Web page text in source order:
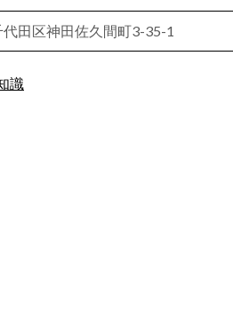
田区神田佐久間町3-35-1
識